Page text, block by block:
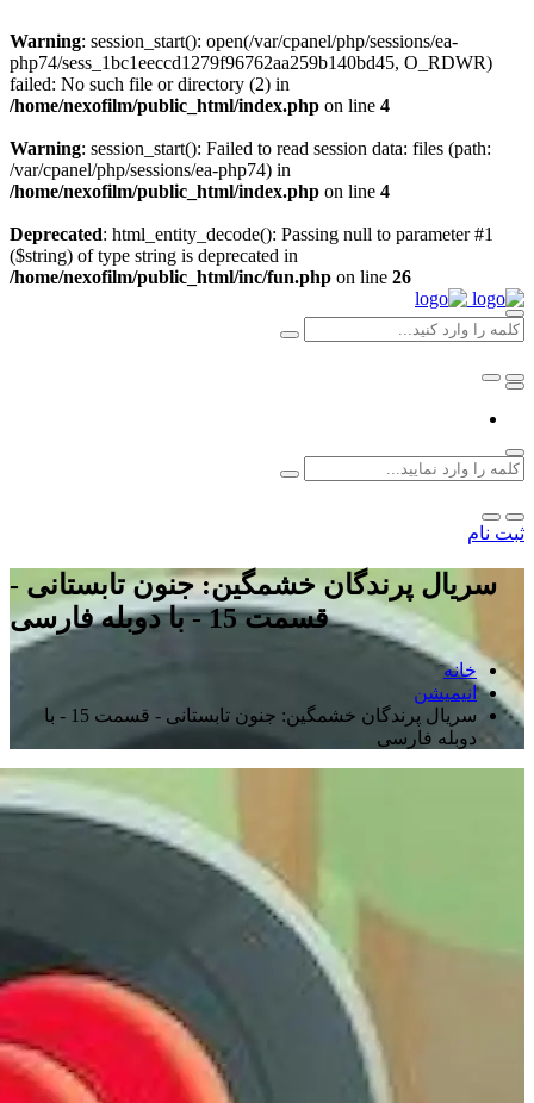
Warning: session_start(): open(/var/cpanel/php/sessions/ea-
php74/sess_1bc1eeccd1279f96762aa259b140bd45, O_RDWR)
failed: No such file or directory (2) in
/home/nexofilm/public_html/index.php on line 4
Warning: session_start(): Failed to read session data: files (path:
/var/cpanel/php/sessions/ea-php74) in
/home/nexofilm/public_html/index.php on line 4
Deprecated: html_entity_decode(): Passing null to parameter #1
($string) of type string is deprecated in
/home/nexofilm/public_html/inc/fun.php on line 26
ثبت نام
سریال پرندگان خشمگین: جنون تابستانی -
قسمت 15 - با دوبله فارسی
خانه
انیمیشن
سریال پرندگان خشمگین: جنون تابستانی - قسمت 15 - با
دوبله فارسی